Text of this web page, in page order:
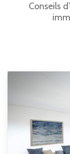
Conseils